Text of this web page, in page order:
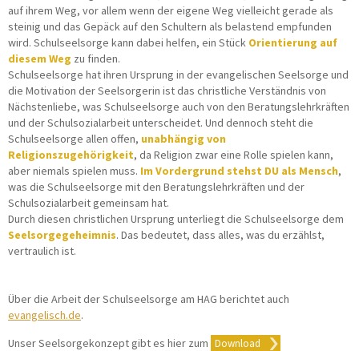
auf ihrem Weg, vor allem wenn der eigene Weg vielleicht gerade als
steinig und das Gepäck auf den Schultern als belastend empfunden
wird. Schulseelsorge kann dabei helfen, ein Stück Orientierung auf
diesem Weg zu finden.
Schulseelsorge hat ihren Ursprung in der evangelischen Seelsorge und
die Motivation der Seelsorgerin ist das christliche Verständnis von
Nächstenliebe, was Schulseelsorge auch von den Beratungslehrkräften
und der Schulsozialarbeit unterscheidet. Und dennoch steht die
Schulseelsorge allen offen, unabhängig von
Religionszugehörigkeit, da Religion zwar eine Rolle spielen kann,
aber niemals spielen muss. Im Vordergrund stehst DU als Mensch,
was die Schulseelsorge mit den Beratungslehrkräften und der
Schulsozialarbeit gemeinsam hat.
Durch diesen christlichen Ursprung unterliegt die Schulseelsorge dem
Seelsorgegeheimnis. Das bedeutet, dass alles, was du erzählst,
vertraulich ist.
Über die Arbeit der Schulseelsorge am HAG berichtet auch
evangelisch.de.
Unser Seelsorgekonzept gibt es hier zum Download